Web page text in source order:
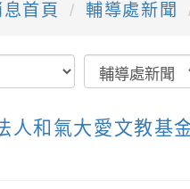
首頁 輔導處新聞
人和氣大愛文教基